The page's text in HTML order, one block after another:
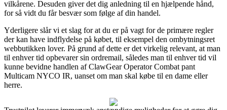
vilkårene. Desuden giver det dig anledning til en hjælpende hånd,
for så vidt du får besvær som følge af din handel.
Yderligere slår vi et slag for at du er på vagt for de primære regler
der kan have indflydelse på købet, til eksempel den ombytningsret
webbutikken lover. På grund af dette er det virkelig relevant, at man
til enhver tid opbevarer sin ordremail, således man til enhver tid vil
kunne bevidne handlen af ClawGear Operator Combat pant
Multicam NYCO IR, uanset om man skal købe til en dame eller
herre.